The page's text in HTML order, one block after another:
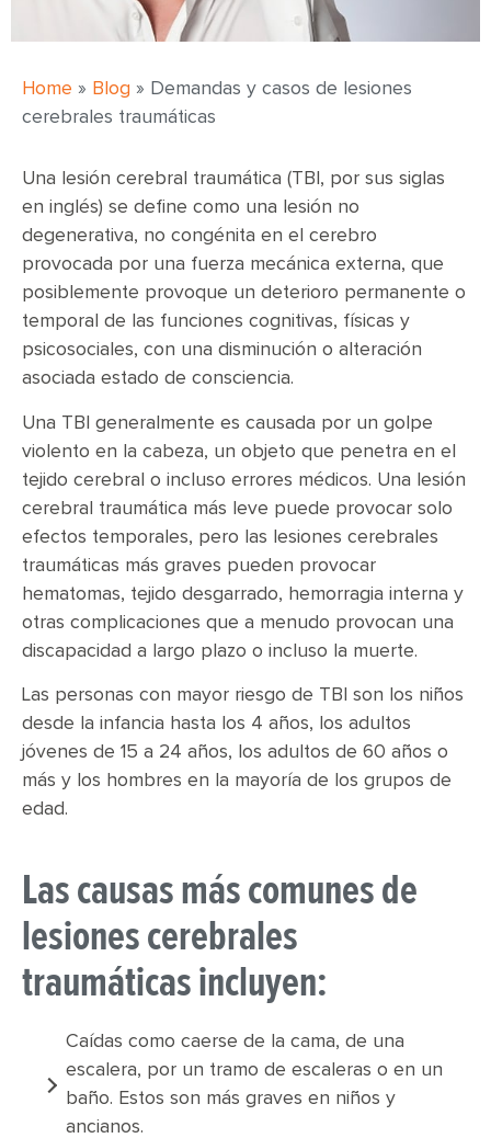
Home » Blog » Demandas y casos de lesiones
cerebrales traumáticas
Una lesión cerebral traumática (TBI, por sus siglas
en inglés) se define como una lesión no
degenerativa, no congénita en el cerebro
provocada por una fuerza mecánica externa, que
posiblemente provoque un deterioro permanente o
temporal de las funciones cognitivas, físicas y
psicosociales, con una disminución o alteración
asociada estado de consciencia.
Una TBI generalmente es causada por un golpe
violento en la cabeza, un objeto que penetra en el
tejido cerebral o incluso errores médicos. Una lesión
cerebral traumática más leve puede provocar solo
efectos temporales, pero las lesiones cerebrales
traumáticas más graves pueden provocar
hematomas, tejido desgarrado, hemorragia interna y
otras complicaciones que a menudo provocan una
discapacidad a largo plazo o incluso la muerte.
Las personas con mayor riesgo de TBI son los niños
desde la infancia hasta los 4 años, los adultos
jóvenes de 15 a 24 años, los adultos de 60 años o
más y los hombres en la mayoría de los grupos de
edad.
Las causas más comunes de
lesiones cerebrales
traumáticas incluyen:
Caídas como caerse de la cama, de una
escalera, por un tramo de escaleras o en un
baño. Estos son más graves en niños y
ancianos.